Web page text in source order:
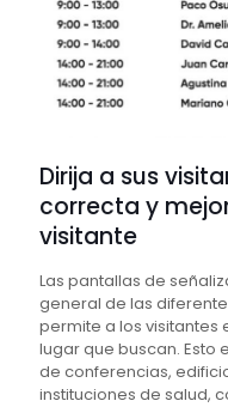
Dirija a sus
correcta y
visitante
Las pantallas de
general de las
permite a los visitantes
lugar que buscan. Esto
de conferencias,
instituciones de salud,